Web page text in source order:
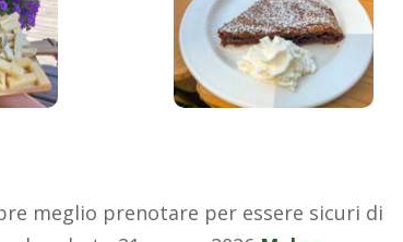
meglio prenotare per essere sicuri di